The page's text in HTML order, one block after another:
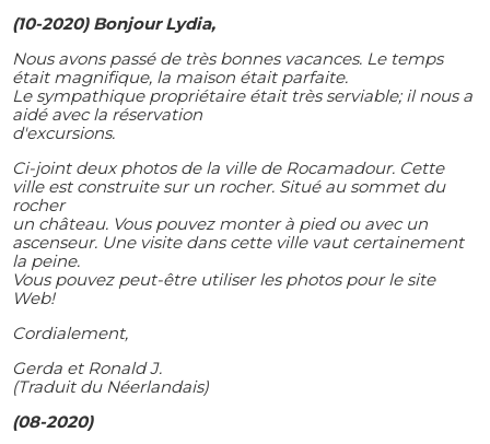
(10-2020) Bonjour Lydia,
Nous avons passé de très bonnes vacances. Le temps
était magnifique, la maison était parfaite.
Le sympathique propriétaire était très serviable; il nous a
aidé avec la réservation
d'excursions.
Ci-joint deux photos de la ville de Rocamadour. Cette
ville est construite sur un rocher. Situé au sommet du
rocher
un château. Vous pouvez monter à pied ou avec un
ascenseur. Une visite dans cette ville vaut certainement
la peine.
Vous pouvez peut-être utiliser les photos pour le site
Web!
Cordialement,
Gerda et Ronald J.
(Traduit du Néerlandais)
(08-2020)